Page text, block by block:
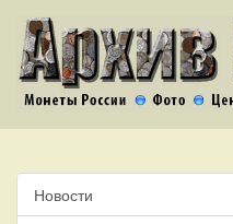
Новости